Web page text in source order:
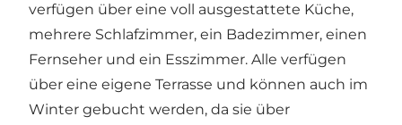
verfügen über eine voll ausgestattete Küche,
mehrere Schlafzimmer, ein Badezimmer, einen
Fernseher und ein Esszimmer. Alle verfügen
über eine eigene Terrasse und können auch im
Winter gebucht werden, da sie über